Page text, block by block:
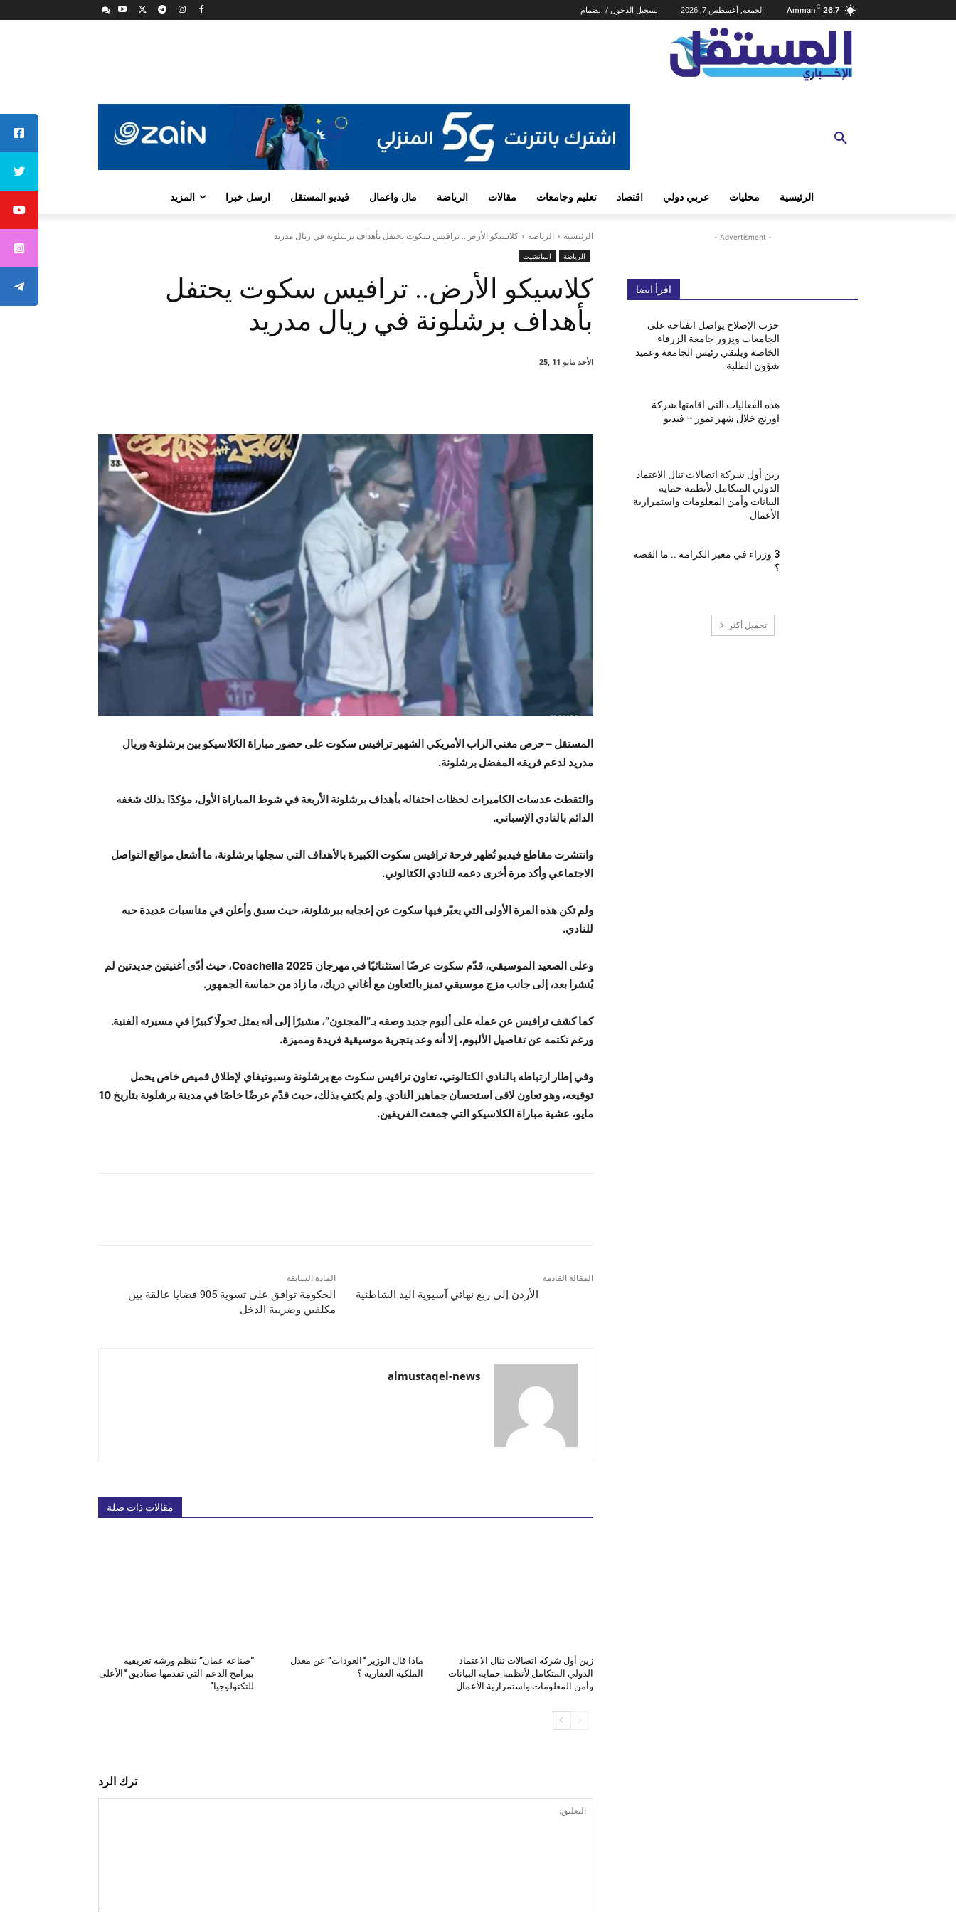
26.7
C
Amman الجمعة, أغسطس 7, 2026 تسجيل الدخول / انضمام
الرئيسية محليات عربي دولي اقتصاد تعليم وجامعات مقالات الرياضة مال واعمال فيديو المستقل ارسل خبرا المزيد
الرئيسية الرياضة كلاسيكو الأرض.. ترافيس سكوت يحتفل بأهداف برشلونة في ريال مدريد
الرياضة المانشيت
كلاسيكو الأرض.. ترافيس سكوت يحتفل
بأهداف برشلونة في ريال مدريد
الأحد مايو 11 ,25
المستقل – حرص مغني الراب الأمريكي الشهير ترافيس سكوت على حضور مباراة الكلاسيكو بين برشلونة وريال
مدريد لدعم فريقه المفضل برشلونة.
والتقطت عدسات الكاميرات لحظات احتفاله بأهداف برشلونة الأربعة في شوط المباراة الأول، مؤكدًا بذلك شغفه
الدائم بالنادي الإسباني.
وانتشرت مقاطع فيديو تُظهر فرحة ترافيس سكوت الكبيرة بالأهداف التي سجلها برشلونة، ما أشعل مواقع التواصل
الاجتماعي وأكد مرة أخرى دعمه للنادي الكتالوني.
ولم تكن هذه المرة الأولى التي يعبّر فيها سكوت عن إعجابه ببرشلونة، حيث سبق وأعلن في مناسبات عديدة حبه
للنادي.
وعلى الصعيد الموسيقي، قدّم سكوت عرضًا استثنائيًا في مهرجان Coachella 2025، حيث أدّى أغنيتين جديدتين لم
يُنشرا بعد، إلى جانب مزج موسيقي تميز بالتعاون مع أغاني دريك، ما زاد من حماسة الجمهور.
كما كشف ترافيس عن عمله على ألبوم جديد وصفه بـ”المجنون”، مشيرًا إلى أنه يمثل تحولًا كبيرًا في مسيرته الفنية.
ورغم تكتمه عن تفاصيل الألبوم، إلا أنه وعد بتجربة موسيقية فريدة ومميزة.
وفي إطار ارتباطه بالنادي الكتالوني، تعاون ترافيس سكوت مع برشلونة وسبوتيفاي لإطلاق قميص خاص يحمل
توقيعه، وهو تعاون لاقى استحسان جماهير النادي. ولم يكتفِ بذلك، حيث قدّم عرضًا خاصًا في مدينة برشلونة بتاريخ 10
مايو، عشية مباراة الكلاسيكو التي جمعت الفريقين.
المادة السابقة
الحكومة توافق على تسوية 905 قضايا عالقة بين
مكلفين وضريبة الدخل
المقالة القادمة
الأردن إلى ربع نهائي آسيوية اليد الشاطئية
almustaqel-news
مقالات ذات صلة
زين أول شركة اتصالات تنال الاعتماد
الدولي المتكامل لأنظمة حماية البيانات
وأمن المعلومات واستمرارية الأعمال
ماذا قال الوزير “العودات” عن معدل
الملكية العقارية ؟
“صناعة عمان” تنظم ورشة تعريفية
ببرامج الدعم التي تقدمها صناديق “الأعلى
للتكنولوجيا”
ترك الرد
- Advertisment -
اقرأ ايضا
حزب الإصلاح يواصل انفتاحه على
الجامعات ويزور جامعة الزرقاء
الخاصة ويلتقي رئيس الجامعة وعميد
شؤون الطلبة
هذه الفعاليات التي اقامتها شركة
اورنج خلال شهر تموز – فيديو
زين أول شركة اتصالات تنال الاعتماد
الدولي المتكامل لأنظمة حماية
البيانات وأمن المعلومات واستمرارية
الأعمال
3 وزراء في معبر الكرامة .. ما القصة
؟
تحميل أكثر